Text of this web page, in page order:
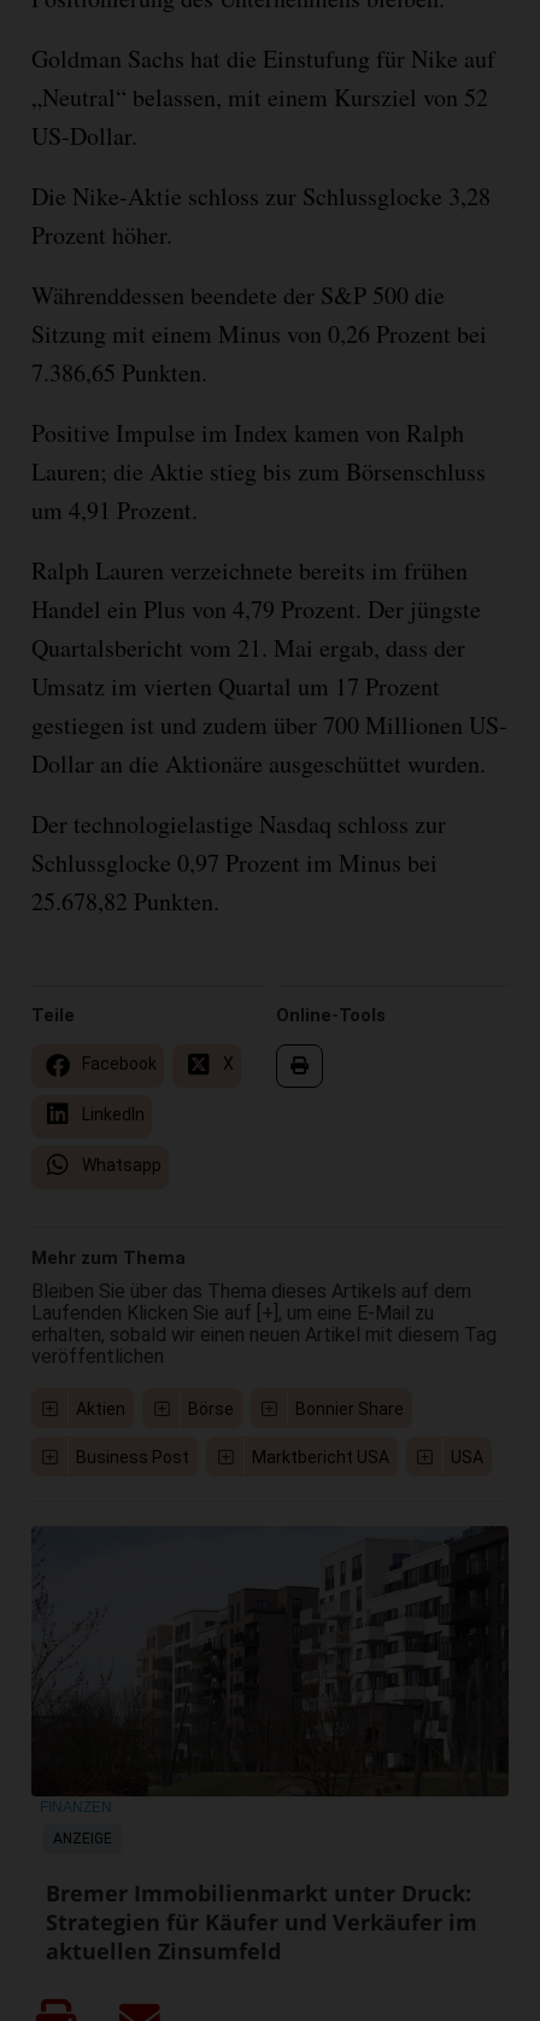
Goldman Sachs hat die Einstufung für Nike auf
„Neutral“ belassen, mit einem Kursziel von 52
US-Dollar.
Die Nike-Aktie schloss zur Schlussglocke 3,28
Prozent höher.
Währenddessen beendete der S&P 500 die
Sitzung mit einem Minus von 0,26 Prozent bei
7.386,65 Punkten.
Positive Impulse im Index kamen von Ralph
Lauren; die Aktie stieg bis zum Börsenschluss
um 4,91 Prozent.
Ralph Lauren verzeichnete bereits im frühen
Handel ein Plus von 4,79 Prozent. Der jüngste
Quartalsbericht vom 21. Mai ergab, dass der
Umsatz im vierten Quartal um 17 Prozent
gestiegen ist und zudem über 700 Millionen US-
Dollar an die Aktionäre ausgeschüttet wurden.
Der technologielastige Nasdaq schloss zur
Schlussglocke 0,97 Prozent im Minus bei
25.678,82 Punkten.
Online-Tools
Teile
Facebook X
LinkedIn
Whatsapp
Mehr zum Thema
Bleiben Sie über das Thema dieses Artikels auf dem
Laufenden Klicken Sie auf [+], um eine E-Mail zu
erhalten, sobald wir einen neuen Artikel mit diesem Tag
veröffentlichen
Aktien Börse Bonnier Share
Business Post Marktbericht USA USA
ANZEIGE
FINANZEN
Bremer Immobilienmarkt unter Druck:
Strategien für Käufer und Verkäufer im
aktuellen Zinsumfeld